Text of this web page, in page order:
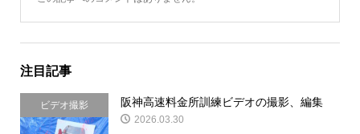
注目記事
ビデオ撮影 阪神高速料金所訓練ビデオの撮影、編集
2026.03.30